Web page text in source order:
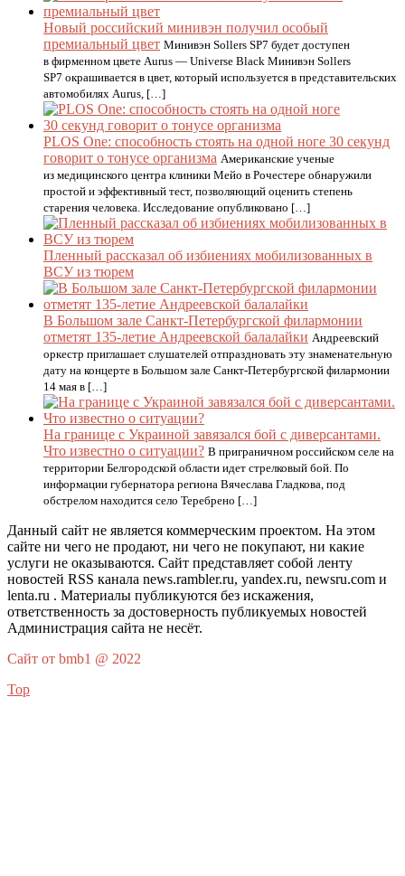
Новый российский минивэн получил особый
премиальный цвет Минивэн Sollers SP7 будет доступен
в фирменном цвете Aurus — Universe Black Минивэн Sollers
SP7 окрашивается в цвет, который используется в представительских
автомобилях Aurus, […]
PLOS One: способность стоять на одной ноге 30 секунд
говорит о тонусе организма Американские ученые
из медицинского центра клиники Мейо в Рочестере обнаружили
простой и эффективный тест, позволяющий оценить степень
старения человека. Исследование опубликовано […]
Пленный рассказал об избиениях мобилизованных в
ВСУ из тюрем
В Большом зале Санкт-Петербургской филармонии
отметят 135-летие Андреевской балалайки Андреевский
оркестр приглашает слушателей отпраздновать эту знаменательную
дату на концерте в Большом зале Санкт-Петербургской филармонии
14 мая в […]
На границе с Украиной завязался бой с диверсантами.
Что известно о ситуации? В приграничном российском селе на
территории Белгородской области идет стрелковый бой. По
информации губернатора региона Вячеслава Гладкова, под
обстрелом находится село Теребрено […]
Данный сайт не является коммерческим проектом. На этом
сайте ни чего не продают, ни чего не покупают, ни какие
услуги не оказываются. Сайт представляет собой ленту
новостей RSS канала news.rambler.ru, yandex.ru, newsru.com и
lenta.ru . Материалы публикуются без искажения,
ответственность за достоверность публикуемых новостей
Администрация сайта не несёт.
Сайт от bmb1 @ 2022
Top